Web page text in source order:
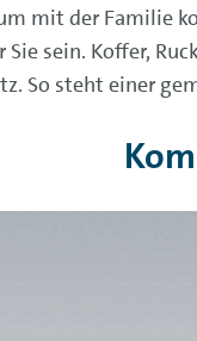
mit der Familie
sein. Koffer,
So steht einer